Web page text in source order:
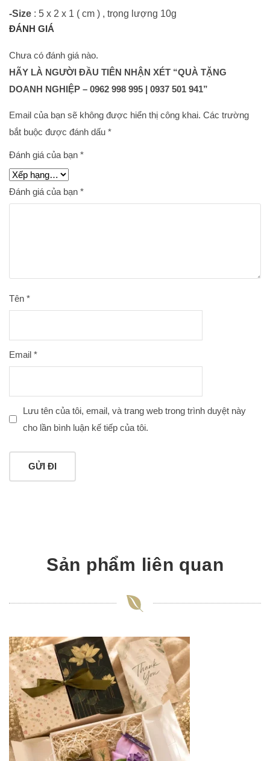
-Size : 5 x 2 x 1 ( cm ) , trọng lượng 10g
ĐÁNH GIÁ
Chưa có đánh giá nào.
HÃY LÀ NGƯỜI ĐẦU TIÊN NHẬN XÉT “QUÀ TẶNG
DOANH NGHIỆP – 0962 998 995 | 0937 501 941”
Email của bạn sẽ không được hiển thị công khai. Các trường
bắt buộc được đánh dấu *
Đánh giá của bạn *
Đánh giá của bạn *
Tên *
Email *
Lưu tên của tôi, email, và trang web trong trình duyệt này
cho lần bình luận kế tiếp của tôi.
Sản phẩm liên quan